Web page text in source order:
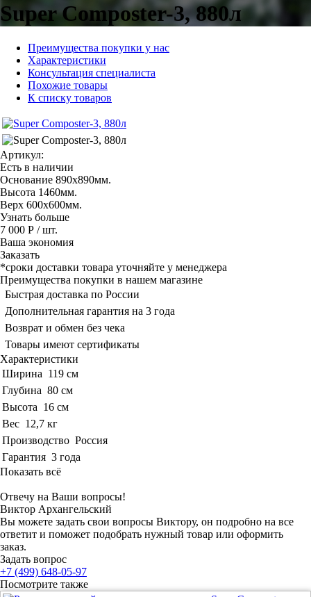
Super Composter-3, 880л
Преимущества покупки у нас
Характеристики
Консультация специалиста
Похожие товары
К списку товаров
Артикул:
Есть в наличии
Основание 890x890мм.
Высота 1460мм.
Верх 600x600мм.
Узнать больше
7 000 Р / шт.
Ваша экономия
Заказать
*сроки доставки товара уточняйте у менеджера
Преимущества покупки в нашем магазине
Быстрая доставка по России
Дополнительная гарантия на 3 года
Возврат и обмен без чека
Товары имеют сертификаты
Характеристики
Ширина 119 см
Глубина 80 см
Высота 16 см
Вес 12,7 кг
Производство Россия
Гарантия 3 года
Показать всё
Отвечу на Ваши вопросы!
Виктор Архангельский
Вы можете задать свои вопросы Виктору, он подробно на все
ответит и поможет подобрать нужный товар или оформить
заказ.
Задать вопрос
+7 (499) 648-05-97
Посмотрите также